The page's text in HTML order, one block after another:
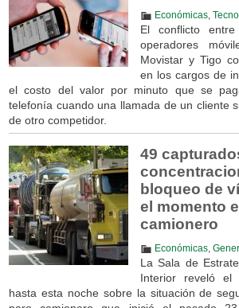
Económicas,
El conflicto
operadores
Movistar y Tigo
en los cargos de
el costo del valor por minuto que se
telefonía cuando una llamada de un cliente
de otro competidor.
49
bloqueo de
el momento
camionero
Económicas,
La Sala de
Interior reveló el
hasta esta noche sobre la situación de